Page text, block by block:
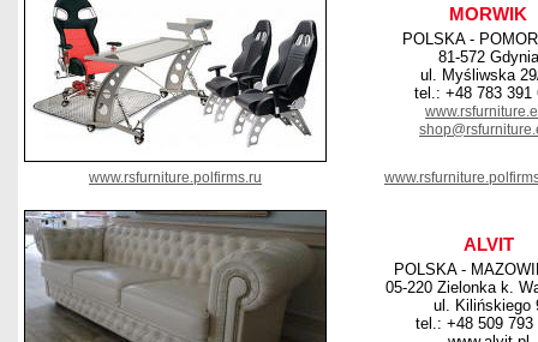
MORWIK
POLSKA -
81-572 Gdynia
ul. Myśliwska
tel.: +48 783 391
www.rsfurniture.polfirms.ru
ALVIT
POLSKA -
05-220 Zielonka k.
ul. Kilińskiego
tel.: +48 509 793